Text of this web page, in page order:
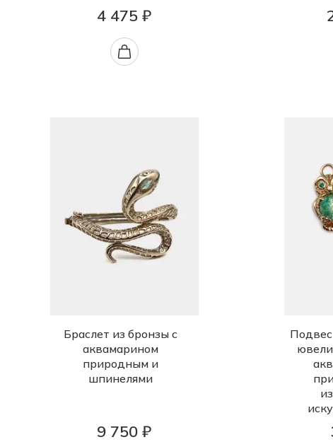
4 475 ₽
Браслет из бронзы с
аквамарином
природным и
шпинелями
9 750 ₽